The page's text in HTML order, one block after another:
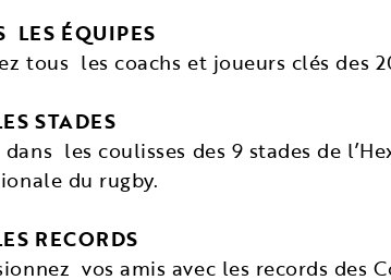
LES ÉQUIPES
tous les coachs et joueurs clés des
STADES
dans les coulisses des 9 stades de
du rugby.
RECORDS
vos amis avec les records des